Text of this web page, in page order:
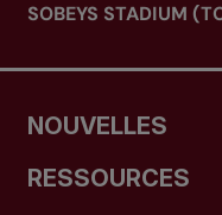
SOBEYS STADIUM
NOUVELLES
RESSOURCES